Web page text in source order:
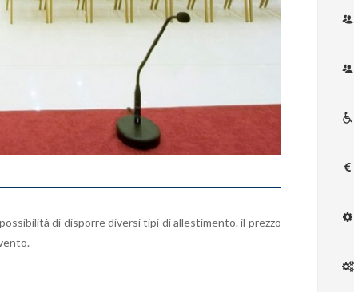
di disporre diversi tipi di allestimento. il prezzo